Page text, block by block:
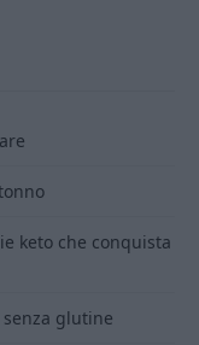
keto che conquista
glutine